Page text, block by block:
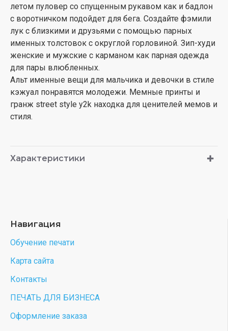
летом пуловер со спущенным рукавом как и бадлон
с воротничком подойдет для бега. Создайте фэмили
лук с близкими и друзьями с помощью парных
именных толстовок с округлой горловиной. Зип-худи
женские и мужские с карманом как парная одежда
для пары влюбленных.
Альт именные вещи для мальчика и девочки в стиле
кэжуал понравятся молодежи. Мемные принты и
гранж street style y2k находка для ценителей мемов и
стиля.
Характеристики
Навигация
Обучение печати
Карта сайта
Контакты
ПЕЧАТЬ ДЛЯ БИЗНЕСА
Оформление заказа